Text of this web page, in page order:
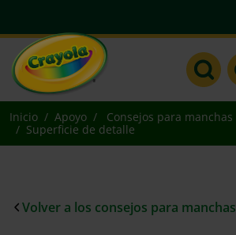
Inicio Apoyo
Consejos para manchas
Superficie de detalle
Volver a los consejos para manchas